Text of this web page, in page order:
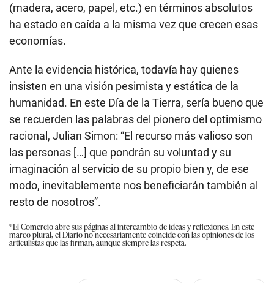
(madera, acero, papel, etc.) en términos absolutos
ha estado en caída a la misma vez que crecen esas
economías.
Ante la evidencia histórica, todavía hay quienes
insisten en una visión pesimista y estática de la
humanidad. En este Día de la Tierra, sería bueno que
se recuerden las palabras del pionero del optimismo
racional, Julian Simon: “El recurso más valioso son
las personas […] que pondrán su voluntad y su
imaginación al servicio de su propio bien y, de ese
modo, inevitablemente nos beneficiarán también al
resto de nosotros”.
*El Comercio abre sus páginas al intercambio de ideas y reflexiones. En este
marco plural, el Diario no necesariamente coincide con las opiniones de los
articulistas que las firman, aunque siempre las respeta.